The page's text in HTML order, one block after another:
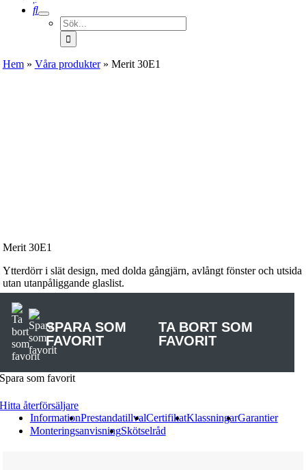
Sök
efter:
Hem» Våra produkter» Merit 30E1
Merit 30E1
Ytterdörr i slät design, med dolda gångjärn, avlångt fönster och utsida
utan utanpåliggande glaslist.
SPARA SOM
FAVORIT
TA BORT SOM
FAVORIT
Spara som favorit
Hitta återförsäljare
InformationPrestandatillvalCertifikatKlassningarGarantier
MonteringsanvisningSkötselråd